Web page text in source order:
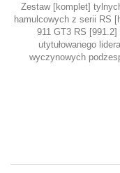
Zestaw [komplet]
hamulcowych z serii RS
911 GT3 RS
utytułowanego
wyczynowych